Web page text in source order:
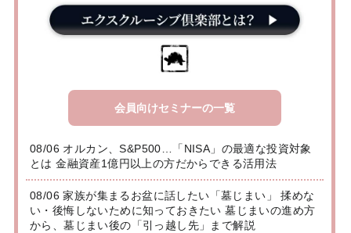
会員向けセミナーの一覧
08/06 オルカン、S&P500…「NISA」の最適な投資対象
とは 金融資産1億円以上の方だからできる活用法
08/06 家族が集まるお盆に話したい「墓じまい」 揉めな
い・後悔しないために知っておきたい 墓じまいの進め方
から、墓じまい後の「引っ越し先」まで解説